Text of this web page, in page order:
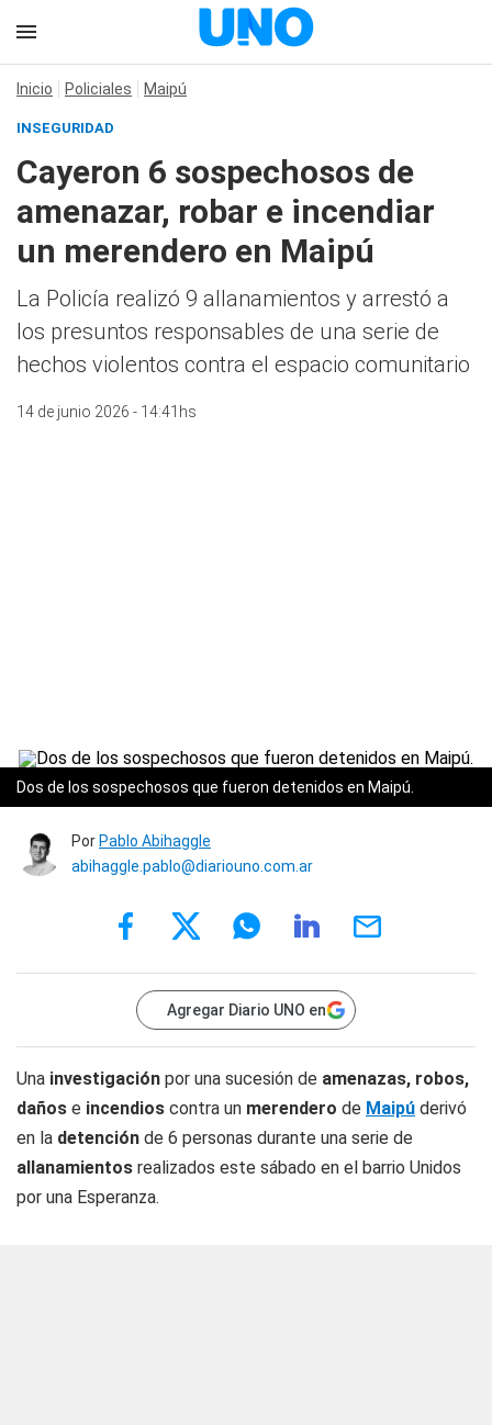
Inicio Policiales Maipú
INSEGURIDAD
Cayeron 6 sospechosos de
amenazar, robar e incendiar
un merendero en Maipú
La Policía realizó 9 allanamientos y arrestó a
los presuntos responsables de una serie de
hechos violentos contra el espacio comunitario
14 de junio 2026 - 14:41hs
Dos de los sospechosos que fueron detenidos en Maipú.
Por Pablo Abihaggle
abihaggle.pablo@diariouno.com.ar
Agregar Diario UNO en
Una investigación por una sucesión de amenazas, robos,
daños e incendios contra un merendero de Maipú derivó
en la detención de 6 personas durante una serie de
allanamientos realizados este sábado en el barrio Unidos
por una Esperanza.